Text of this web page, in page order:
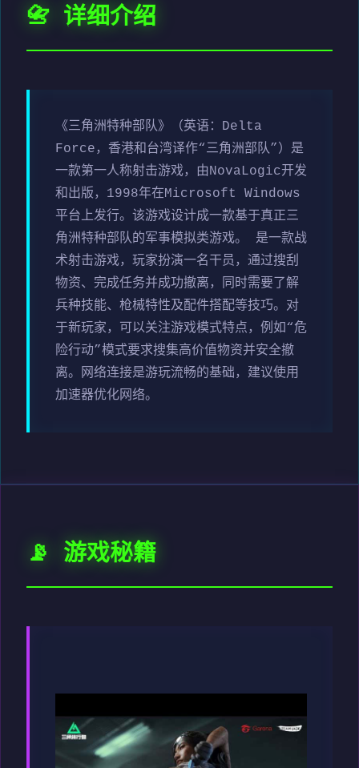
📇 详细介绍
《三角洲特种部队》（英语：Delta
Force，香港和台湾译作“三角洲部队”）是
一款第一人称射击游戏，由NovaLogic开发
和出版，1998年在Microsoft Windows
平台上发行。该游戏设计成一款基于真正三
角洲特种部队的军事模拟类游戏。 是一款战
术射击游戏，玩家扮演一名干员，通过搜刮
物资、完成任务并成功撤离，同时需要了解
兵种技能、枪械特性及配件搭配等技巧。对
于新玩家，可以关注游戏模式特点，例如“危
险行动”模式要求搜集高价值物资并安全撤
离。网络连接是游玩流畅的基础，建议使用
加速器优化网络。
📡 游戏秘籍